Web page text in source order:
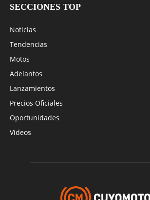
SECCIONES TOP
Noticias
Tendencias
Motos
Adelantos
Lanzamientos
Precios Oficiales
Oportunidades
Videos